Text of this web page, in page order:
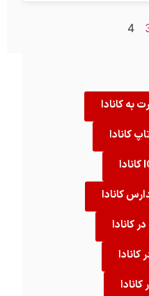
به کانادا
کانادا
کانادا
کانادا
کانادا
4